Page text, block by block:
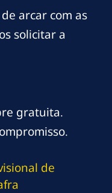
arcar com as
solicitar a
gratuita.
de